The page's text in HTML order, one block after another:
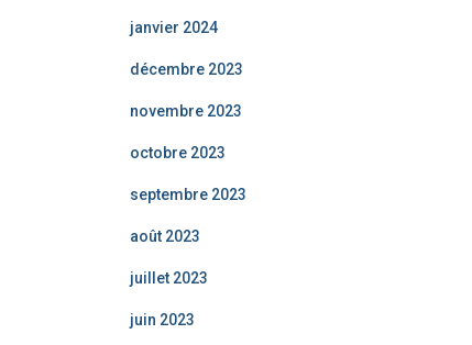
janvier 2024
décembre 2023
novembre 2023
octobre 2023
septembre 2023
août 2023
juillet 2023
juin 2023